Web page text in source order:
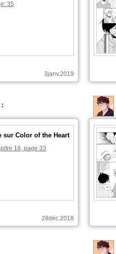
35
3janv.2019
:
sur Color of the Heart
18, page 33
28déc.2018